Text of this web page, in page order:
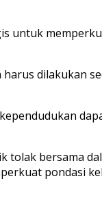
untuk
dilakukan
tolak bersama
pondasi